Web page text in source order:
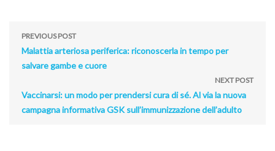
PREVIOUS POST
Malattia arteriosa periferica: riconoscerla in tempo per
salvare gambe e cuore
NEXT POST
Vaccinarsi: un modo per prendersi cura di sé. Al via la nuova
campagna informativa GSK sull’immunizzazione dell’adulto